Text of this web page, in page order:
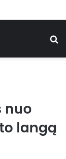
nuo
langą